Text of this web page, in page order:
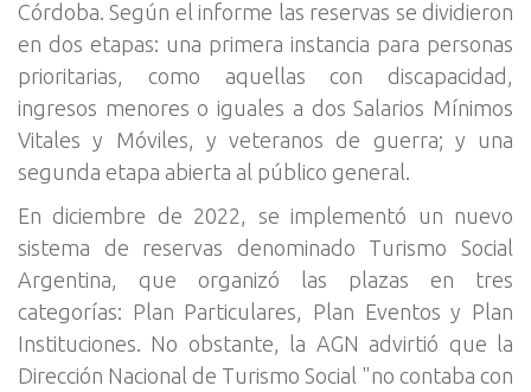
Córdoba. Según el informe las reservas se dividieron
en dos etapas: una primera instancia para personas
prioritarias, como aquellas con discapacidad,
ingresos menores o iguales a dos Salarios Mínimos
Vitales y Móviles, y veteranos de guerra; y una
segunda etapa abierta al público general.
En diciembre de 2022, se implementó un nuevo
sistema de reservas denominado Turismo Social
Argentina, que organizó las plazas en tres
categorías: Plan Particulares, Plan Eventos y Plan
Instituciones. No obstante, la AGN advirtió que la
Dirección Nacional de Turismo Social "no contaba con